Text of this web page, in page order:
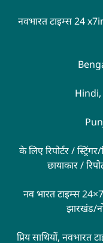
नवभारत टाइम्स 24
के लिए रिपोर्टर /
छायाकार /
नव भारत टाइम्स
झारखंड/
प्रिय साथियों, नवभारत